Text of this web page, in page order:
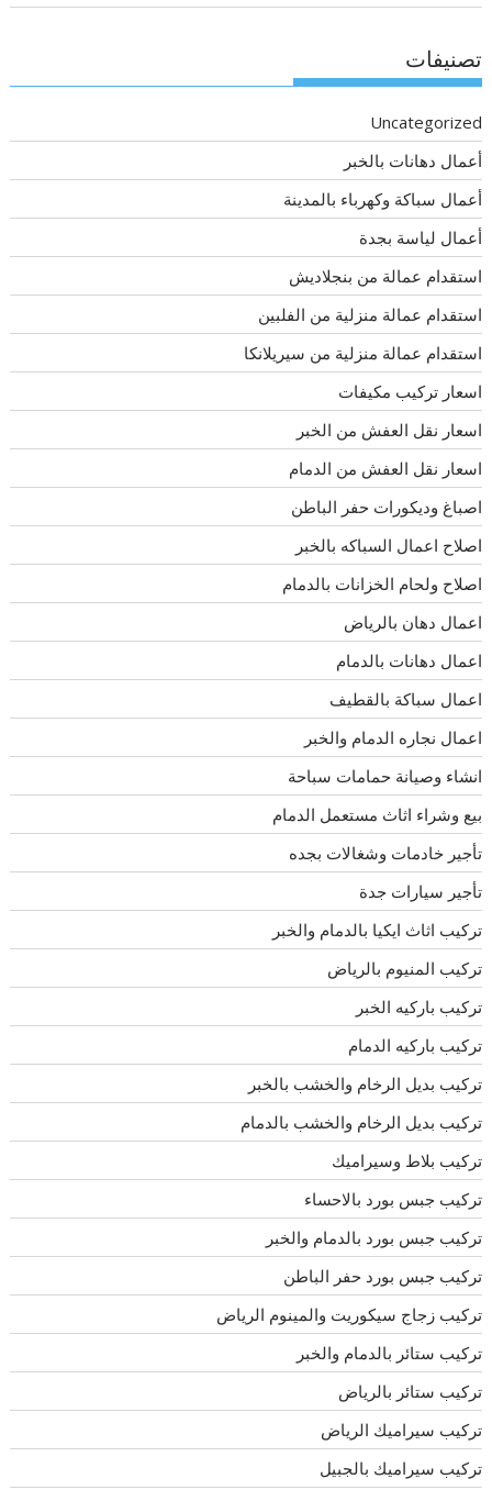
تصنيفات
Uncategorized
أعمال دهانات بالخبر
أعمال سباكة وكهرباء بالمدينة
أعمال لياسة بجدة
استقدام عمالة من بنجلاديش
استقدام عمالة منزلية من الفلبين
استقدام عمالة منزلية من سيريلانكا
اسعار تركيب مكيفات
اسعار نقل العفش من الخبر
اسعار نقل العفش من الدمام
اصباغ وديكورات حفر الباطن
اصلاح اعمال السباكه بالخبر
اصلاح ولحام الخزانات بالدمام
اعمال دهان بالرياض
اعمال دهانات بالدمام
اعمال سباكة بالقطيف
اعمال نجاره الدمام والخبر
انشاء وصيانة حمامات سباحة
بيع وشراء اثاث مستعمل الدمام
تأجير خادمات وشغالات بجده
تأجير سيارات جدة
تركيب اثاث ايكيا بالدمام والخبر
تركيب المنيوم بالرياض
تركيب باركيه الخبر
تركيب باركيه الدمام
تركيب بديل الرخام والخشب بالخبر
تركيب بديل الرخام والخشب بالدمام
تركيب بلاط وسيراميك
تركيب جبس بورد بالاحساء
تركيب جبس بورد بالدمام والخبر
تركيب جبس بورد حفر الباطن
تركيب زجاج سيكوريت والمينوم الرياض
تركيب ستائر بالدمام والخبر
تركيب ستائر بالرياض
تركيب سيراميك الرياض
تركيب سيراميك بالجبيل